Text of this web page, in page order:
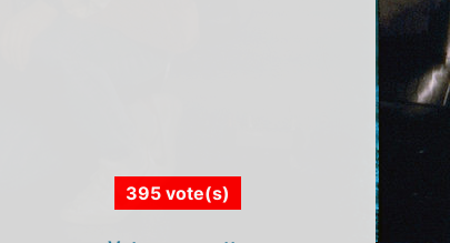
395 vote(s)